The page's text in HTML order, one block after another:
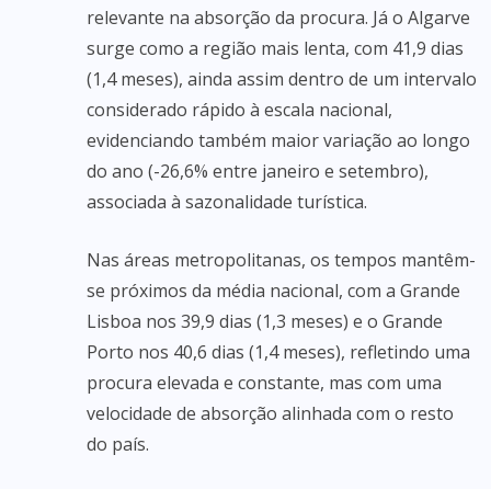
relevante na absorção da procura. Já o Algarve
surge como a região mais lenta, com 41,9 dias
(1,4 meses), ainda assim dentro de um intervalo
considerado rápido à escala nacional,
evidenciando também maior variação ao longo
do ano (-26,6% entre janeiro e setembro),
associada à sazonalidade turística.
Nas áreas metropolitanas, os tempos mantêm-
se próximos da média nacional, com a Grande
Lisboa nos 39,9 dias (1,3 meses) e o Grande
Porto nos 40,6 dias (1,4 meses), refletindo uma
procura elevada e constante, mas com uma
velocidade de absorção alinhada com o resto
do país.